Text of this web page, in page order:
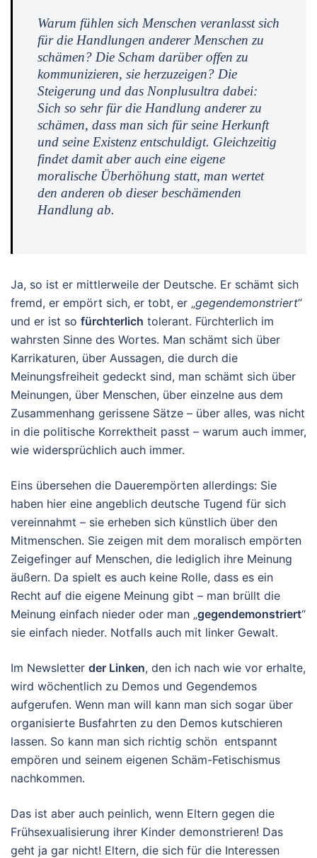
Warum fühlen sich Menschen veranlasst sich
für die Handlungen anderer Menschen zu
schämen? Die Scham darüber offen zu
kommunizieren, sie herzuzeigen? Die
Steigerung und das Nonplusultra dabei:
Sich so sehrfür die Handlung anderer zu
schämen, dass man sich für seine Herkunft
und seine Existenz entschuldigt. Gleichzeitig
findet damit aber auch eine eigene
moralische Überhöhung statt, man wertet
den anderen ob dieser beschämenden
Handlung ab.
Ja, so ist er mittlerweile der Deutsche. Er schämt sich
fremd, er empört sich, er tobt, er „gegendemonstriert“
und er ist so fürchterlich tolerant. Fürchterlich im
wahrsten Sinne des Wortes. Man schämt sich über
Karrikaturen, über Aussagen, die durch die
Meinungsfreiheit gedeckt sind, man schämt sich über
Meinungen, über Menschen, über einzelne aus dem
Zusammenhang gerissene Sätze – über alles, was nicht
in die politische Korrektheit passt – warum auch immer,
wie widersprüchlich auch immer.
Eins übersehen die Dauerempörten allerdings: Sie
haben hier eine angeblich deutsche Tugend für sich
vereinnahmt – sie erheben sich künstlich über den
Mitmenschen. Sie zeigen mit dem moralisch empörten
Zeigefinger auf Menschen, die lediglich ihre Meinung
äußern. Da spielt es auch keine Rolle, dass es ein
Recht auf die eigene Meinung gibt – man brüllt die
Meinung einfach nieder oder man „gegendemonstriert“
sie einfach nieder. Notfalls auch mit linker Gewalt.
Im Newsletter der Linken, den ich nach wie vor erhalte,
wird wöchentlich zu Demos und Gegendemos
aufgerufen. Wenn man will kann man sich sogar über
organisierte Busfahrten zu den Demos kutschieren
lassen. So kann man sich richtig schön entspannt
empören und seinem eigenen Schäm-Fetischismus
nachkommen.
Das ist aber auch peinlich, wenn Eltern gegen die
Frühsexualisierung ihrer Kinder demonstrieren! Das
geht ja gar nicht! Eltern, die sich für die Interessen